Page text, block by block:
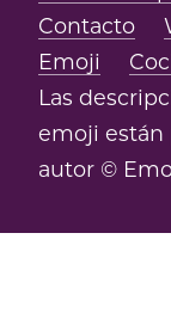
Contacto
Emoji
Las
emoji están
autor ©